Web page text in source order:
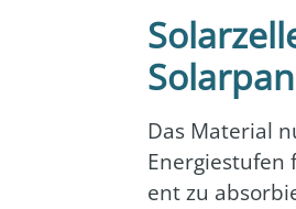
Das Mate­ri­al
Ener­gie­stu­fen
ent zu